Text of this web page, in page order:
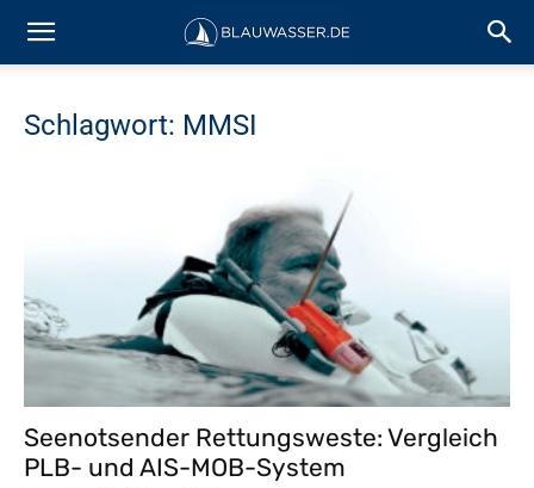
Schlagwort: MMSI
Seenotsender Rettungsweste: Vergleich
PLB- und AIS-MOB-System